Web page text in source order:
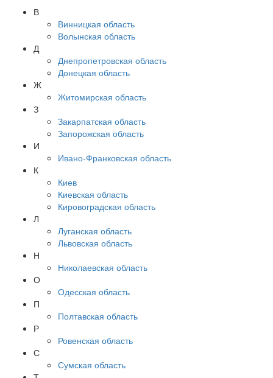
В
Винницкая область
Волынская область
Д
Днепропетровская область
Донецкая область
Ж
Житомирская область
З
Закарпатская область
Запорожская область
И
Ивано-Франковская область
К
Киев
Киевская область
Кировоградская область
Л
Луганская область
Львовская область
Н
Николаевская область
О
Одесская область
П
Полтавская область
Р
Ровенская область
С
Сумская область